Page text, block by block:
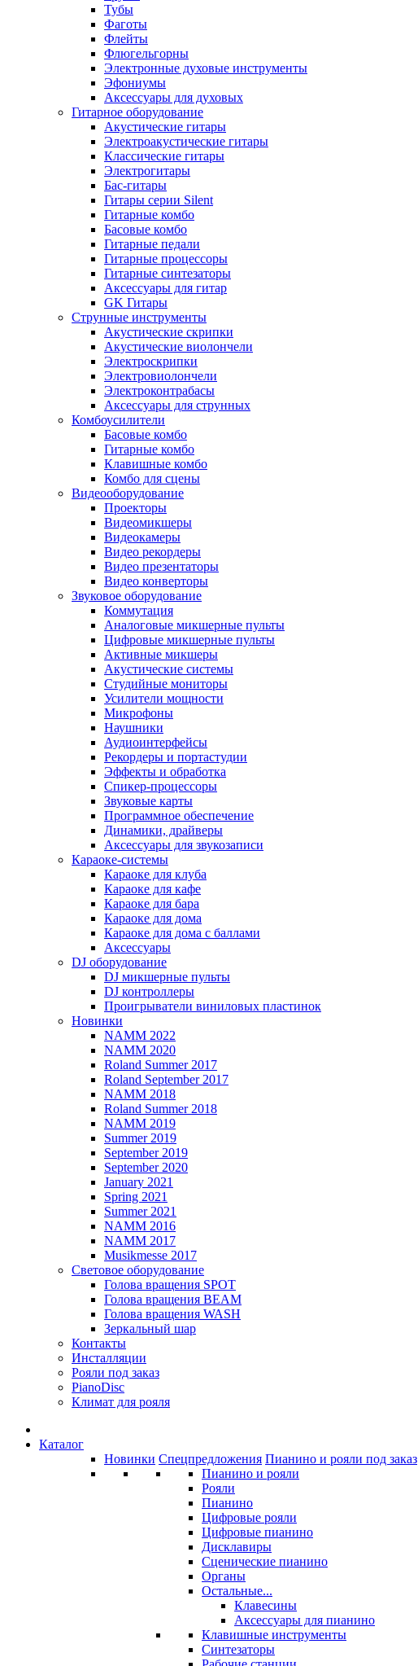
Тубы
Фаготы
Флейты
Флюгельгорны
Электронные духовые инструменты
Эфониумы
Аксессуары для духовых
Гитарное оборудование
Акустические гитары
Электроакустические гитары
Классические гитары
Электрогитары
Бас-гитары
Гитары серии Silent
Гитарные комбо
Басовые комбо
Гитарные педали
Гитарные процессоры
Гитарные синтезаторы
Аксессуары для гитар
GK Гитары
Струнные инструменты
Акустические скрипки
Акустические виолончели
Электроскрипки
Электровиолончели
Электроконтрабасы
Аксессуары для струнных
Комбоусилители
Басовые комбо
Гитарные комбо
Клавишные комбо
Комбо для сцены
Видеооборудование
Проекторы
Видеомикшеры
Видеокамеры
Видео рекордеры
Видео презентаторы
Видео конверторы
Звуковое оборудование
Коммутация
Аналоговые микшерные пульты
Цифровые микшерные пульты
Активные микшеры
Акустические системы
Студийные мониторы
Усилители мощности
Микрофоны
Наушники
Аудиоинтерфейсы
Рекордеры и портастудии
Эффекты и обработка
Спикер-процессоры
Звуковые карты
Программное обеспечение
Динамики, драйверы
Аксессуары для звукозаписи
Караоке-системы
Караоке для клуба
Караоке для кафе
Караоке для бара
Караоке для дома
Караоке для дома с баллами
Аксессуары
DJ оборудование
DJ микшерные пульты
DJ контроллеры
Проигрыватели виниловых пластинок
Новинки
NAMM 2022
NAMM 2020
Roland Summer 2017
Roland September 2017
NAMM 2018
Roland Summer 2018
NAMM 2019
Summer 2019
September 2019
September 2020
January 2021
Spring 2021
Summer 2021
NAMM 2016
NAMM 2017
Musikmesse 2017
Световое оборудование
Голова вращения SPOT
Голова вращения BEAM
Голова вращения WASH
Зеркальный шар
Контакты
Инсталляции
Рояли под заказ
PianoDisc
Климат для рояля
Каталог
Новинки Спецпредложения Пианино и рояли под заказ
Пианино и рояли
Рояли
Пианино
Цифровые рояли
Цифровые пианино
Дисклавиры
Сценические пианино
Органы
Остальные...
Клавесины
Аксессуары для пианино
Клавишные инструменты
Синтезаторы